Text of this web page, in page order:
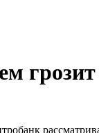
грозит